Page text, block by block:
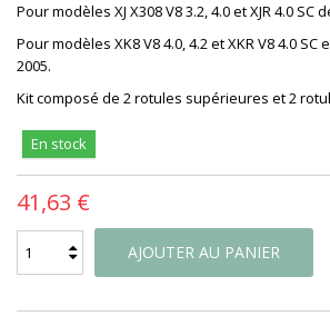
Pour modèles XJ X308 V8 3.2, 4.0 et XJR 4.0 SC
Pour modèles XK8 V8 4.0, 4.2 et XKR V8 4.0 SC
2005.
Kit composé de 2 rotules supérieures et 2
En stock
41,63 €
AJOUTER AU PANIER